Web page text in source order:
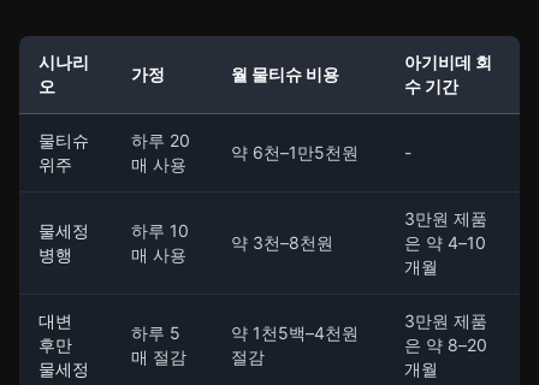
시나리
오
가정 월 물티슈 비용
아기비데 회
수 기간
물티슈
위주
하루 20
매 사용
약 6천–1만5천원 -
물세정
병행
하루 10
매 사용
약 3천–8천원
3만원 제품
은 약 4–10
개월
대변
후만
물세정
하루 5
매 절감
약 1천5백–4천원
절감
3만원 제품
은 약 8–20
개월